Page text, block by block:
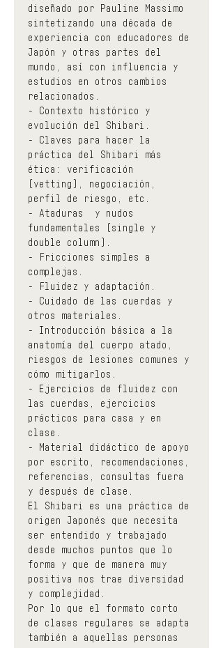
diseñado por Pauline Massimo
sintetizando una década de
experiencia con educadores de
Japón y otras partes del
mundo, así con influencia y
estudios en otros cambios
relacionados.
- Contexto histórico y
evolución del Shibari.
- Claves para hacer la
práctica del Shibari más
ética: verificación
(vetting), negociación,
perfil de riesgo, etc.
- Ataduras  y nudos
fundamentales (single y
double column).
- Fricciones simples a
complejas.
- Fluidez y adaptación.
- Cuidado de las cuerdas y
otros materiales.
- Introducción básica a la
anatomía del cuerpo atado,
riesgos de lesiones comunes y
cómo mitigarlos.
- Ejercicios de fluidez con
las cuerdas, ejercicios
prácticos para casa y en
clase.
- Material didáctico de apoyo
por escrito, recomendaciones,
referencias, consultas fuera
y después de clase.
El Shibari es una práctica de
origen Japonés que necesita
ser entendido y trabajado
desde muchos puntos que lo
forma y que de manera muy
positiva nos trae diversidad
y complejidad.
Por lo que el formato corto
de clases regulares se adapta
también a aquellas personas